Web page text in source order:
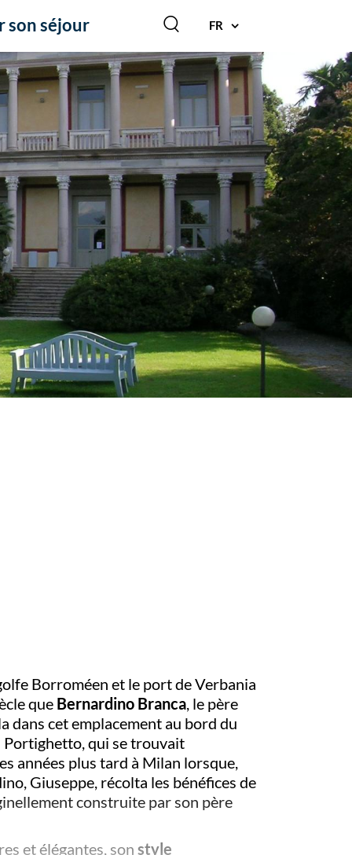
son séjour FR
Borroméen et le port de Verbania
que Bernardino Branca, le père
dans cet emplacement au bord du
Portighetto, qui se trouvait
années plus tard à Milan lorsque,
Giuseppe, récolta les bénéfices de
construite par son père
et élégantes, son style